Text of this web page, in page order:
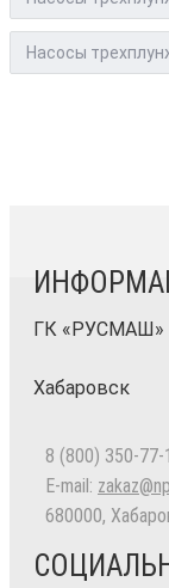
Насосы
ГК «РУСМАШ»
Хабаровск
8 (800) 350-77-
E-mail:
680000,